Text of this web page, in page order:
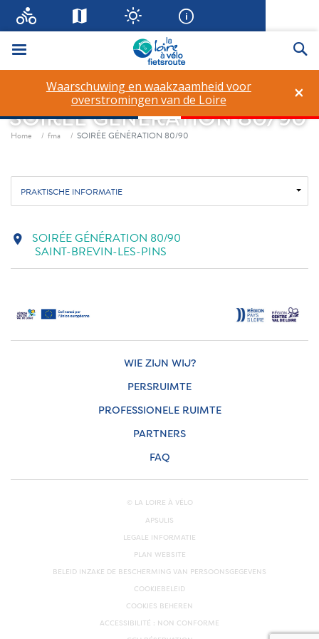
Menu
×
Waarschuwing en waakzaamheid voor
overstromingen van de Loire
SOIRÉE GÉNÉRATION 80/90
Fil d'ariane
Home fma SOIRÉE GÉNÉRATION 80/90
PRAKTISCHE INFORMATIE
location_on SOIRÉE GÉNÉRATION 80/90
SAINT-BREVIN-LES-PINS
WIE ZIJN WIJ?
PERSRUIMTE
PROFESSIONELE RUIMTE
PARTNERS
FAQ
© LA LOIRE À VÉLO
APSULIS
LEGALE INFORMATIE
PLAN WEBSITE
BELEID INZAKE DE BESCHERMING VAN PERSOONSGEGEVENS
COOKIEBELEID
COOKIES BEHEREN
ACCESSIBILITÉ : NON CONFORME